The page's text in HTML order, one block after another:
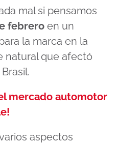
mal si pensamos
febrero en un
la marca en la
natural que afectó
mercado automotor
aspectos